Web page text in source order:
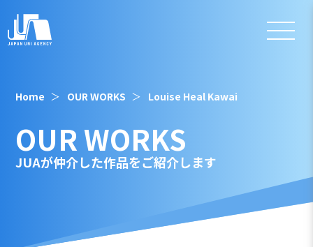
Home OUR WORKS Louise Heal Kawai
OUR WORKS
JUAが仲介した作品をご紹介します